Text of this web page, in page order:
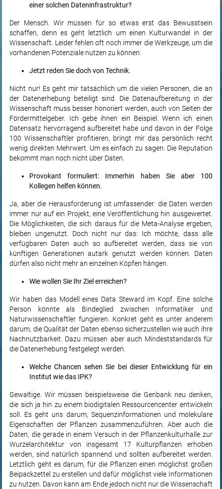
einer solchen Dateninfrastruktur?
Der Mensch. Wir müssen für so etwas erst das Bewusstsein
schaffen, denn es geht letztlich um einen Kulturwandel in der
Wissenschaft. Leider fehlen oft noch immer die Werkzeuge, um die
vorhandenen Potenziale nutzen zu können.
Jetzt reden Sie doch von Technik.
Nicht nur! Es geht mir tatsächlich um die vielen Personen, die an
der Datenerhebung beteiligt sind. Die Datenaufbereitung in der
Wissenschaft muss besser honoriert werden, auch von Seiten der
Fördermittelgeber. Ich gebe ihnen ein Beispiel. Wenn ich einen
Datensatz hervorragend aufbereitet habe und davon in der Folge
100 Wissenschaftler profitieren, bringt mir das persönlich recht
wenig direkten Mehrwert. Um es einfach zu sagen: Die Reputation
bekommt man noch nicht über Daten.
Provokant formuliert: Immerhin haben Sie aber 100
Kollegen helfen können.
Ja, aber die Herausforderung ist umfassender: die Daten werden
immer nur auf ein Projekt, eine Veröffentlichung hin ausgewertet.
Die Möglichkeiten, die sich daraus für die Meta-Analyse ergeben,
bleiben ungenutzt. Doch nicht nur das: Ich möchte, dass alle
verfügbaren Daten auch so aufbereitet werden, dass sie von
künftigen Generationen autark genutzt werden können. Daten
dürfen also nicht mehr an einzelnen Köpfen hängen.
Wie wollen Sie Ihr Ziel erreichen?
Wir haben das Modell eines Data Steward im Kopf. Eine solche
Person könnte als Bindeglied zwischen Informatiker und
Naturwissenschaftler fungieren. Konkret geht es unter anderem
darum, die Qualität der Daten ebenso sicherzustellen wie auch ihre
Nachnutzbarkeit. Dazu müssen aber auch Mindeststandards für
die Datenerhebung festgelegt werden.
Welche Chancen sehen Sie bei dieser Entwicklung für ein
Institut wie das IPK?
Gewaltige. Wir müssen beispielsweise die Genbank neu denken,
die sich ja hin zu einem biodigitalen Ressourcencenter entwickeln
soll. Es geht uns darum, Sequenzinformationen und molekulare
Eigenschaften der Pflanzen zusammenzuführen. Aber auch die
Daten, die gerade in einem Versuch in der Pflanzenkulturhalle zur
Wurzelarchitektur von insgesamt 17 Kulturpflanzen erhoben
werden, sind natürlich spannend und sollten aufbereitet werden.
Letztlich geht es darum, für die Pflanzen einen möglichst großen
Beipackzettel zu erstellen und dafür möglichst viele Informationen
zu nutzen. Davon kann am Ende jedoch nicht nur die Wissenschaft